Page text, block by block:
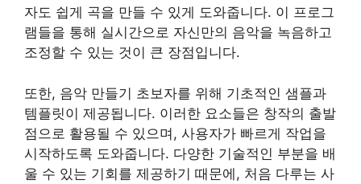
자도 쉽게 곡을 만들 수 있게 도와줍니다. 이 프로그
램들을 통해 실시간으로 자신만의 음악을 녹음하고
조정할 수 있는 것이 큰 장점입니다.
또한, 음악 만들기 초보자를 위해 기초적인 샘플과
템플릿이 제공됩니다. 이러한 요소들은 창작의 출발
점으로 활용될 수 있으며, 사용자가 빠르게 작업을
시작하도록 도와줍니다. 다양한 기술적인 부분을 배
울 수 있는 기회를 제공하기 때문에, 처음 다루는 사